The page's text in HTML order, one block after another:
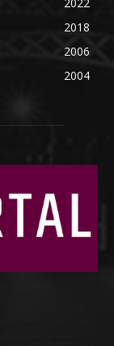
2022
2018
2006
2004